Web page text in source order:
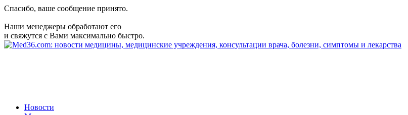
Спасибо, ваше сообщение принято.
Наши менеджеры обработают его
и свяжутся с Вами максимально быстро.
Новости